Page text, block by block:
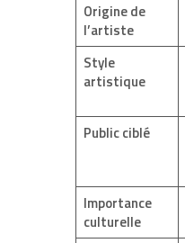
Origine de
l’artiste
Style
artistique
Public ciblé
Importance
culturelle